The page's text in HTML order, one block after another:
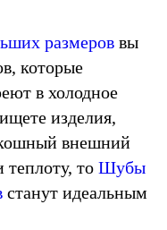
размеров вы
которые
в холодное
изделия,
внешний
теплоту, то Шубы
станут идеальным